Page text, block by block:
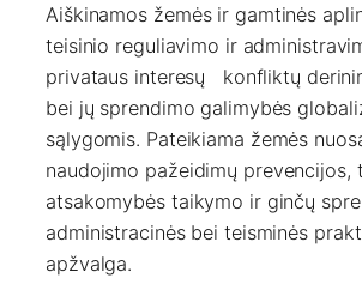
Aiškinamos žemės ir gamtinės
teisinio reguliavimo ir
privataus interesų konfliktų
bei jų sprendimo galimybės
sąlygomis. Pateikiama žemės
naudojimo pažeidimų prevencijos,
atsakomybės taikymo ir ginčų
administracinės bei teisminės
apžvalga.